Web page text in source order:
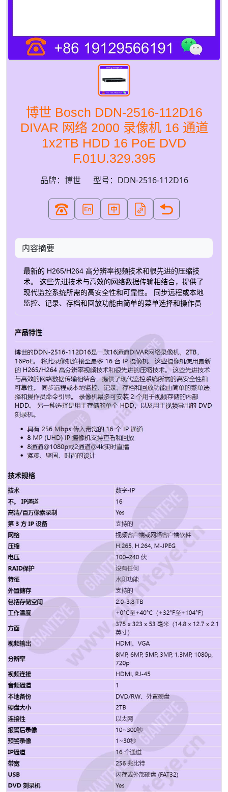
博世 Bosch DDN-2516-112D16
DIVAR 网络 2000 录像机 16 通道
1x2TB HDD 16 PoE DVD
F.01U.329.395
品牌：博世 型号：DDN-2516-112D16
内容摘要
最新的 H265/H264 高分辨率视频技术和很先进的压缩技
术。 这些先进技术与高效的网络数据传输相结合，提供了
现代监控系统所需的高安全性和可靠性。 同步远程或本地
监控、记录、存档和回放功能由简单的菜单选择和操作员
频导出的 DVD 刻录机。 具有 256 Mbps 传入带宽的 16
个 IP 通道 8 MP (UHD) IP 摄像机支持查看和回放 8通道
@1080p或2通道@4k实时直播 紧凑、坚固、时尚的设计
技术 数字-IP 不。 IP通道 16 高清/百万像素录制 Yes 第 3
方 IP 设备 支持的 压缩 H.265, H.264, M-JPEG RAID保护
没有任何 外置储存 支持的 包括存储空间 2.0-3.8 TB 视频
输出 HDMI、VGA 音频通道 1 视频连接 HDMI, RJ-45 本
地备份 DVD/RW、外置硬盘 连接性 以太网 分辨率 8MP,
6MP, 5MP, 3MP, 1.3MP, 1080p, 720p 报警后录像
10~300秒 预警录像 1~30秒 工作温度 +0°C至
+40°C（+32°F至+104°F） IP通道 16 个通道 硬盘大小
2TB 特征 水印功能 带宽 256 兆比特 方面 375 x 323 x 53
频客户端或网络客户端软件 USB 闪存或外部硬盘
(FAT32) 水印功能 Yes DVD 刻录机 Yes 双向音频 Yes
H.264 压缩 Yes MJPEG 压缩 Yes 支持云台控制 Yes 电子
邮件报警通知 Yes DDNS 功能 Yes HDMI 输出
(720p/1080p) Yes H.265 压缩 Yes